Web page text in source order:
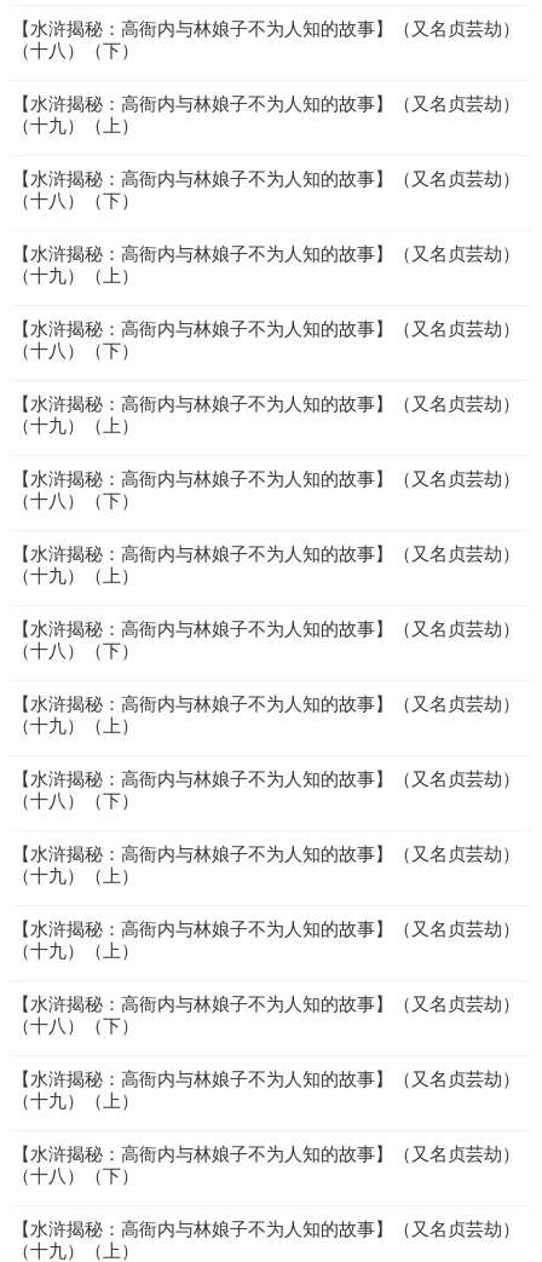
【水浒揭秘：高衙内与林娘子不为人知的故事】（又名贞芸劫）
（十八）（下）
【水浒揭秘：高衙内与林娘子不为人知的故事】（又名贞芸劫）
（十九）（上）
【水浒揭秘：高衙内与林娘子不为人知的故事】（又名贞芸劫）
（十八）（下）
【水浒揭秘：高衙内与林娘子不为人知的故事】（又名贞芸劫）
（十九）（上）
【水浒揭秘：高衙内与林娘子不为人知的故事】（又名贞芸劫）
（十八）（下）
【水浒揭秘：高衙内与林娘子不为人知的故事】（又名贞芸劫）
（十九）（上）
【水浒揭秘：高衙内与林娘子不为人知的故事】（又名贞芸劫）
（十八）（下）
【水浒揭秘：高衙内与林娘子不为人知的故事】（又名贞芸劫）
（十九）（上）
【水浒揭秘：高衙内与林娘子不为人知的故事】（又名贞芸劫）
（十八）（下）
【水浒揭秘：高衙内与林娘子不为人知的故事】（又名贞芸劫）
（十九）（上）
【水浒揭秘：高衙内与林娘子不为人知的故事】（又名贞芸劫）
（十八）（下）
【水浒揭秘：高衙内与林娘子不为人知的故事】（又名贞芸劫）
（十九）（上）
【水浒揭秘：高衙内与林娘子不为人知的故事】（又名贞芸劫）
（十九）（上）
【水浒揭秘：高衙内与林娘子不为人知的故事】（又名贞芸劫）
（十八）（下）
【水浒揭秘：高衙内与林娘子不为人知的故事】（又名贞芸劫）
（十九）（上）
【水浒揭秘：高衙内与林娘子不为人知的故事】（又名贞芸劫）
（十八）（下）
【水浒揭秘：高衙内与林娘子不为人知的故事】（又名贞芸劫）
（十九）（上）